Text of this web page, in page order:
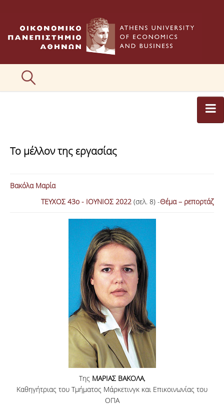
ΣΥΝΤΑΚΤΙΚΗ ΟΜΑΔΑ
ΕΠΙΚΟΙΝΩΝΙΑ
ΑΝΑΖΗΤΗΣΗ
Το μέλλον της εργασίας
Βακόλα Μαρία
ΤΕΥΧΟΣ 43ο - ΙΟΥΝΙΟΣ 2022 (σελ. 8) -Θέμα – ρεπορτάζ
Της ΜΑΡΙΑΣ ΒΑΚΟΛΑ,
Καθηγήτριας του Τμήματος Μάρκετινγκ και Επικοινωνίας του
ΟΠΑ